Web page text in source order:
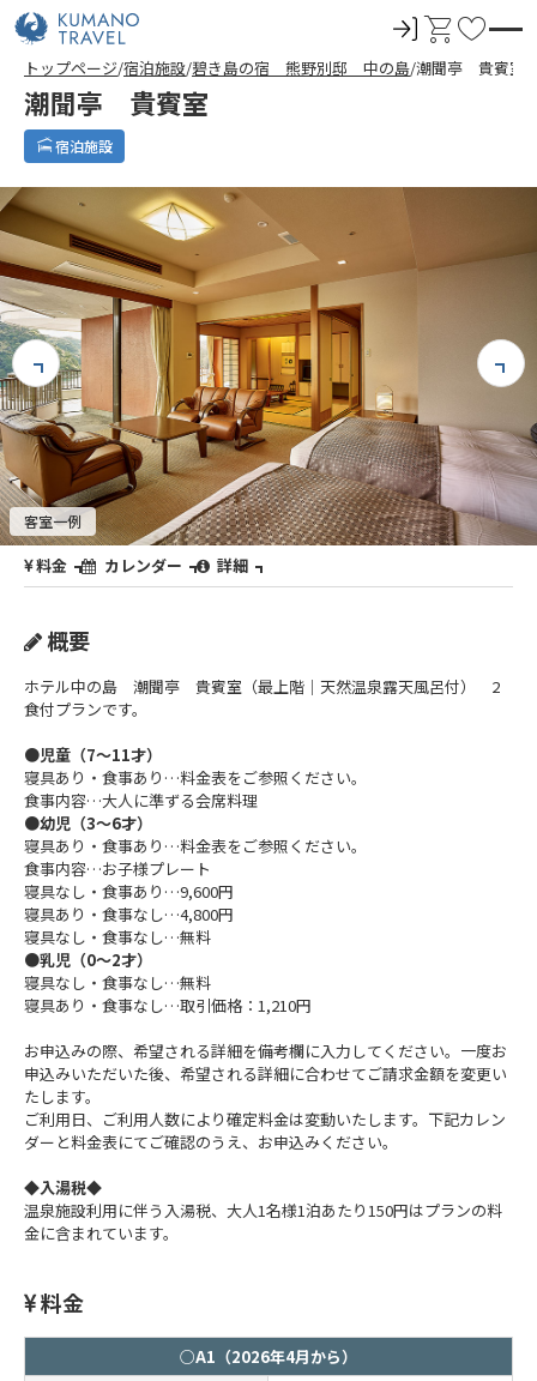
ロ
グ
イ
カ
ー
ト
お
気
に
トップページ 宿泊施設 碧き島の宿 熊野別邸 中の島 潮聞亭 貴賓室
潮聞亭 貴賓室
宿泊施設
客室一例
料金 カレンダー 詳細
概要
ホテル中の島 潮聞亭 貴賓室（最上階｜天然温泉露天風呂付） 2
食付プランです。
●児童（7～11才）
寝具あり・食事あり…料金表をご参照ください。
食事内容…大人に準ずる会席料理
●幼児（3～6才）
寝具あり・食事あり…料金表をご参照ください。
食事内容…お子様プレート
寝具なし・食事あり…9,600円
寝具あり・食事なし…4,800円
寝具なし・食事なし…無料
●乳児（0～2才）
寝具なし・食事なし…無料
寝具あり・食事なし…取引価格：1,210円
お申込みの際、希望される詳細を備考欄に入力してください。一度お
申込みいただいた後、希望される詳細に合わせてご請求金額を変更い
たします。
ご利用日、ご利用人数により確定料金は変動いたします。下記カレン
ダーと料金表にてご確認のうえ、お申込みください。
◆入湯税◆
温泉施設利用に伴う入湯税、大人1名様1泊あたり150円はプランの料
金に含まれています。
料金
○A1（2026年4月から）